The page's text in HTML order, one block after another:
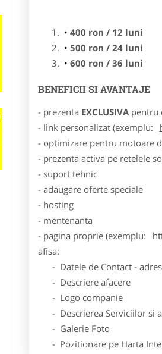
400 ron / 12 luni
500 ron / 24 luni
600 ron / 36 luni
BENEFICII SI AVANTAJE
- prezenta EXCLUSIVApentru
- link personalizat (exemplu:
- optimizare pentru motoare
- prezenta activa pe retelele
- suport tehnic
- adaugare oferte speciale
- hosting
- mentenanta
- pagina proprie (exemplu:
afisa:
- Datele de Contact -
- Descriere afacere
- Logo companie
- Descrierea Serviciilor si
- Galerie Foto
- Pozitionare pe Harta